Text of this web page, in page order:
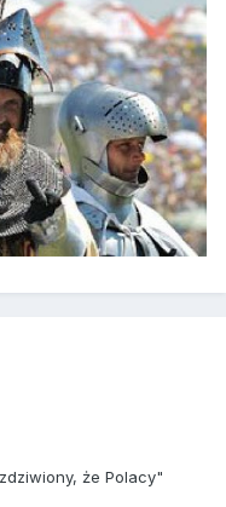
że Polacy"